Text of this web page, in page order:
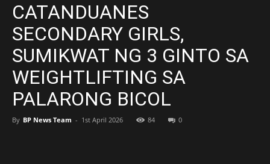
CATANDUANES
SECONDARY GIRLS,
SUMIKWAT NG 3 GINTO SA
WEIGHTLIFTING SA
PALARONG BICOL
By BP News Team - 1st April 2026 84 0